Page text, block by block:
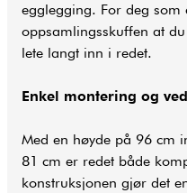
egglegging. For deg som
oppsamlingsskuffen at
lete langt inn i redet.
Enkel montering og
Med en høyde på 96 cm
81 cm er redet både
konstruksjonen gjør det